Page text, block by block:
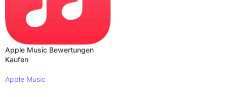
Apple Music Bewertungen
Kaufen
Apple Music